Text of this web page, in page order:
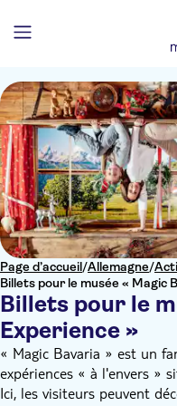
Page d’accueil/Allemagne/
Billets pour le musée « Magic
Billets pour le
Experience »
« Magic Bavaria » est un
expériences « à l'envers »
Ici, les visiteurs peuvent